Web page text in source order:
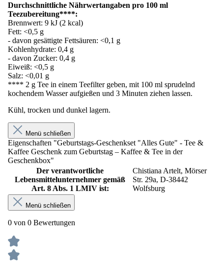
Durchschnittliche Nährwertangaben pro 100 ml
Teezubereitung****:
Brennwert: 9 kJ (2 kcal)
Fett: <0,5 g
- davon gesättigte Fettsäuren: <0,1 g
Kohlenhydrate: 0,4 g
- davon Zucker: 0,4 g
Eiweiß: <0,5 g
Salz: <0,01 g
**** 2 g Tee in einem Teefilter geben, mit 100 ml sprudelnd
kochendem Wasser aufgießen und 3 Minuten ziehen lassen.
Kühl, trocken und dunkel lagern.
Menü schließen
Eigenschaften "Geburtstags-Geschenkset "Alles Gute" - Tee &
Kaffee Geschenk zum Geburtstag – Kaffee & Tee in der
Geschenkbox"
Der verantwortliche
Lebensmittelunternehmer gemäß
Art. 8 Abs. 1 LMIV ist:
Chistiana Artelt, Mörser
Str. 29a, D-38442
Wolfsburg
Menü schließen
0 von 0 Bewertungen